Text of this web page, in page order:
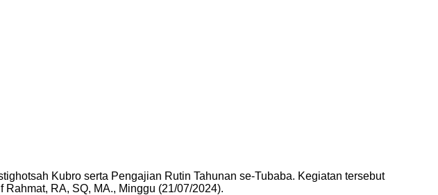
Kubro serta Pengajian Rutin Tahunan se-Tubaba. Kegiatan tersebut
RA, SQ, MA., Minggu (21/07/2024).